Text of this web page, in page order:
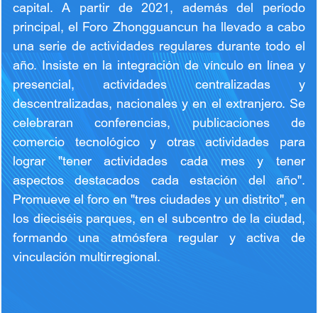
capital. A partir de 2021, además del período
principal, el Foro Zhongguancun ha llevado a cabo
una serie de actividades regulares durante todo el
año. Insiste en la integración de vínculo en línea y
presencial, actividades centralizadas y
descentralizadas, nacionales y en el extranjero. Se
celebraran conferencias, publicaciones de
comercio tecnológico y otras actividades para
lograr "tener actividades cada mes y tener
aspectos destacados cada estación del año".
Promueve el foro en "tres ciudades y un distrito", en
los dieciséis parques, en el subcentro de la ciudad,
formando una atmósfera regular y activa de
vinculación multirregional.